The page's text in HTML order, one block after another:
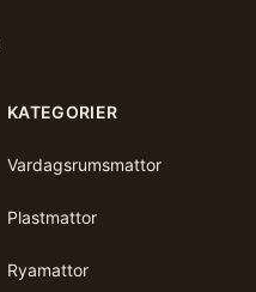
KATEGORIER
Vardagsrumsmattor
Plastmattor
Ryamattor